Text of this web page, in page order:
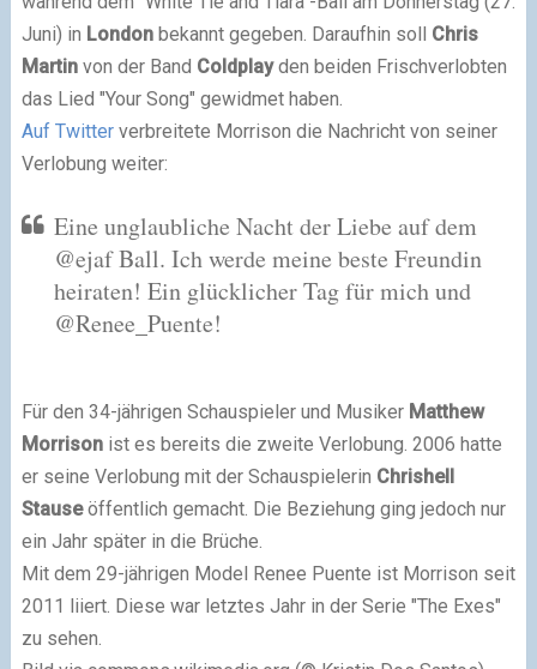
Juni) in Londonbekannt gegeben. Daraufhin soll Chris
Martinvon der Band Coldplayden beiden Frischverlobten
das Lied "Your Song" gewidmet haben.
Auf Twitterverbreitete Morrison die Nachricht von seiner
Verlobung weiter:
Eine unglaubliche Nacht der Liebe auf dem
@ejaf Ball. Ich werde meine beste Freundin
heiraten! Ein glücklicher Tag für mich und
@Renee_Puente!
Für den 34-jährigen Schauspieler und Musiker Matthew
Morrisonist es bereits die zweite Verlobung. 2006 hatte
er seine Verlobung mit der Schauspielerin Chrishell
Stauseöffentlich gemacht. Die Beziehung ging jedoch nur
ein Jahr später in die Brüche.
Mit dem 29-jährigen Model Renee Puente ist Morrison seit
2011 liiert. Diese war letztes Jahr in der Serie "The Exes"
zu sehen.